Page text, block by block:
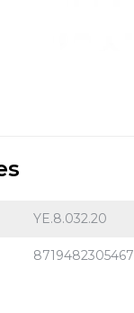
YE.8.032.20
8719482305467